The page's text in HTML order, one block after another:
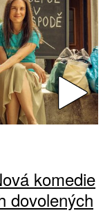
komedie
dovolených